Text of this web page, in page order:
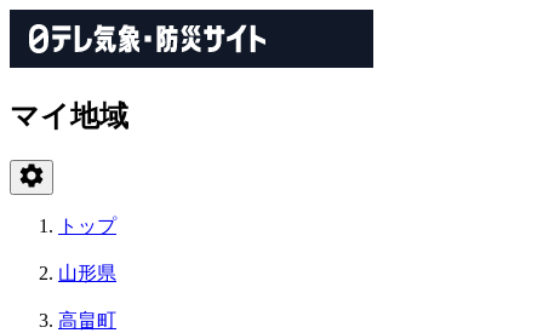
マイ地域
トップ
山形県
高畠町